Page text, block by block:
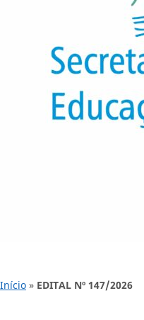
Início » EDITAL Nº 147/2026